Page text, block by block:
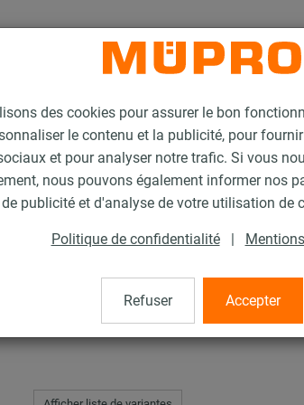
des cookies pour assurer le bon
le contenu et la publicité, pour
et pour analyser notre trafic. Si vous
nous pouvons également informer nos
publicité et d'analyse de votre utilisation de
Politique de confidentialité |
Refuser Accepter
galvanisés à chaud pour la fixation de gaines Clame
type F et FG